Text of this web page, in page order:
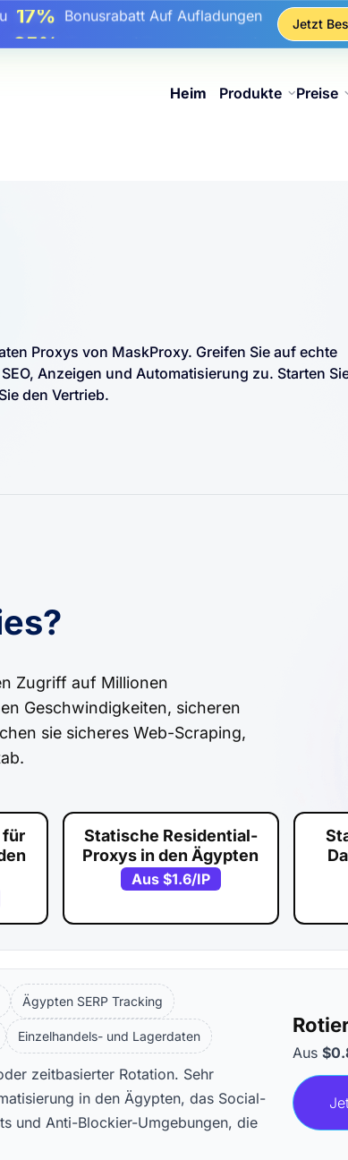
17% Bonusrabatt Auf Aufladungen
25%Rabatt Auf Statische IP-Käufe
Jetzt
Heim Produkte Preise
Proxys von MaskProxy. Greifen Sie auf echte
Anzeigen und Automatisierung zu. Starten
den Vertrieb.
Zugriff auf Millionen
Geschwindigkeiten, sicheren
sie sicheres Web-Scraping,
für
Statische Residential-
Proxys in den Ägypten
Aus $1.6/IP
Ägypten SERP Tracking
Einzelhandels- und Lagerdaten
zeitbasierter Rotation. Sehr
in den Ägypten, das Social-
und Anti-Blockier-Umgebungen, die
Aus